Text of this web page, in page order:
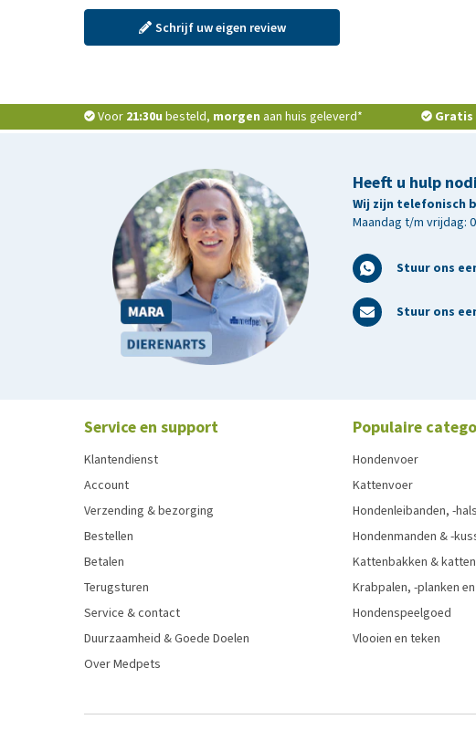
Schrijf uw eigen review
Voor 21:30u besteld, morgen aan huis geleverd* Gratis
Heeft u hulp
Wij zijn telefonisch
Maandag t/m vrijdag:
Stuur ons
Stuur ons
Service en support
Klantendienst
Account
Verzending & bezorging
Bestellen
Betalen
Terugsturen
Service & contact
Duurzaamheid & Goede Doelen
Over Medpets
Populaire
Hondenvoer
Kattenvoer
Hondenleibanden, -
Hondenmanden & -
Kattenbakken &
Krabpalen, -planken
Hondenspeelgoed
Vlooien en teken